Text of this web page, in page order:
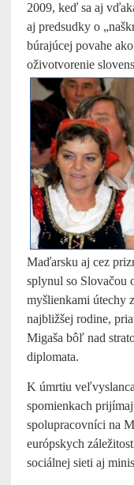
2009, keď sa aj
aj predsudky o
búrajúcej povahe
oživotvorenie
Maďarsku aj cez
splynul so Slovačou
myšlienkami útechy
najbližšej rodine,
Migaša bôľ nad
diplomata.
K úmrtiu
spomienkach
spolupracovníci na
európskych
sociálnej sieti aj